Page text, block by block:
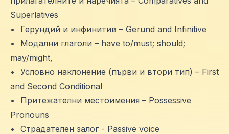
Superlatives
•
Герундий и инфинитив – Gerund and Infinitive
•
Модални глаголи – have to/must; should;
may/might,
•
Условно наклонение (първи и втори тип) – First
and Second Conditional
•
Притежателни местоимения – Possessive
Pronouns
•
Страдателен залог - Passive voice